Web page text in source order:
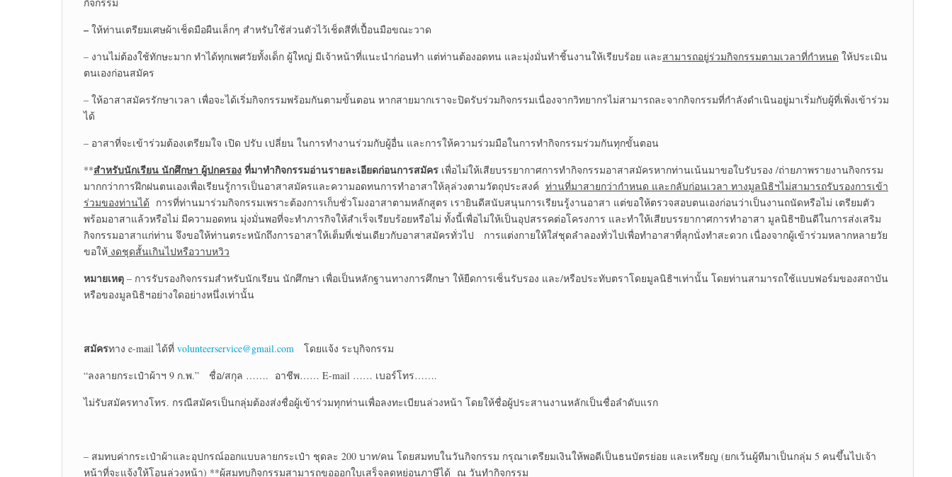
– ให้ท่านเตรียมเศษผ้าเช็ดมือผืนเล็กๆ สำหรับใช้ส่วนตัวไว้เช็ดสีที่เปื้อนมือขณะวาด
– งานไม่ต้องใช้ทักษะมาก ทำได้ทุกเพศวัยทั้งเด็ก ผู้ใหญ่ มีเจ้าหน้าที่แนะนำก่อนทำ แต่ท่านต้องอดทน และมุ่งมั่นทำชิ้นงานให้เรียบร้อย และสามารถอยู่ร่วมกิจกรรมตามเวลาที่กำหนด ให้ประเมิน
ตนเองก่อนสมัคร
– ให้อาสาสมัครรักษาเวลา เพื่อจะได้เริ่มกิจกรรมพร้อมกันตามขั้นตอน หากสายมากเราจะปิดรับร่วมกิจกรรมเนื่องจากวิทยากรไม่สามารถละจากกิจกรรมที่กำลังดำเนินอยู่มาเริ่มกับผู้ที่เพิ่งเข้าร่วม
ได้
– อาสาที่จะเข้าร่วมต้องเตรียมใจ เปิด ปรับ เปลี่ยน ในการทำงานร่วมกับผู้อื่น และการให้ความร่วมมือในการทำกิจกรรมร่วมกันทุกขั้นตอน
**สำหรับนักเรียน นักศึกษา ผู้ปกครองที่มาทำกิจกรรมอ่านรายละเอียดก่อนการสมัคร เพื่อไม่ให้เสียบรรยากาศการทำกิจกรรมอาสาสมัครหากท่านเน้นมาขอใบรับรอง /ถ่ายภาพรายงานกิจกรรม
มากกว่าการฝึกฝนตนเองเพื่อเรียนรู้การเป็นอาสาสมัครและความอดทนการทำอาสาให้ลุล่วงตามวัตถุประสงค์ ท่านที่มาสายกว่ากำหนด และกลับก่อนเวลา ทางมูลนิธิฯไม่สามารถรับรองการเข้า
ร่วมของท่านได้ การที่ท่านมาร่วมกิจกรรมเพราะต้องการเก็บชั่วโมงอาสาตามหลักสูตร เรายินดีสนับสนุนการเรียนรู้งานอาสา แต่ขอให้ตรวจสอบตนเองก่อนว่าเป็นงานถนัดหรือไม่ เตรียมตัว
พร้อมอาสาแล้วหรือไม่ มีความอดทน มุ่งมั่นพอที่จะทำภารกิจให้สำเร็จเรียบร้อยหรือไม่ ทั้งนี้เพื่อไม่ให้เป็นอุปสรรคต่อโครงการ และทำให้เสียบรรยากาศการทำอาสา มูลนิธิฯยินดีในการส่งเสริม
กิจกรรมอาสาแก่ท่าน จึงขอให้ท่านตระหนักถึงการอาสาให้เต็มที่เช่นเดียวกับอาสาสมัครทั่วไป การแต่งกายให้ใส่ชุดลำลองทั่วไปเพื่อทำอาสาที่ลุกนั่งทำสะดวก เนื่องจากผู้เข้าร่วมหลากหลายวัย
ขอให้ งดชุดสั้นเกินไปหรือวาบหวิว
หมายเหตุ – การรับรองกิจกรรมสำหรับนักเรียน นักศึกษา เพื่อเป็นหลักฐานทางการศึกษา ให้ยืดการเซ็นรับรอง และ/หรือประทับตราโดยมูลนิธิฯเท่านั้น โดยท่านสามารถใช้แบบฟอร์มของสถาบัน
หรือของมูลนิธิฯอย่างใดอย่างหนึ่งเท่านั้น
สมัครทาง e-mail ได้ที่ volunteerservice@gmail.com โดยแจ้ง ระบุกิจกรรม
“ลงลายกระเป๋าผ้าฯ 9 ก.พ.” ชื่อ/สกุล ……. อาชีพ…… E-mail …… เบอร์โทร…….
ไม่รับสมัครทางโทร. กรณีสมัครเป็นกลุ่มต้องส่งชื่อผู้เข้าร่วมทุกท่านเพื่อลงทะเบียนล่วงหน้า โดยให้ชื่อผู้ประสานงานหลักเป็นชื่อลำดับแรก
– สมทบค่ากระเป๋าผ้าและอุปกรณ์ออกแบบลายกระเป๋า ชุดละ 200 บาท/คน โดยสมทบในวันกิจกรรม กรุณาเตรียมเงินให้พอดีเป็นธนบัตรย่อย และเหรียญ (ยกเว้นผู้ทีมาเป็นกลุ่ม 5 คนขึ้นไปเจ้า
หน้าที่จะแจ้งให้โอนล่วงหน้า) **ผู้สมทบกิจกรรมสามารถขอออกใบเสร็จลดหย่อนภาษีได้ ณ วันทำกิจกรรม